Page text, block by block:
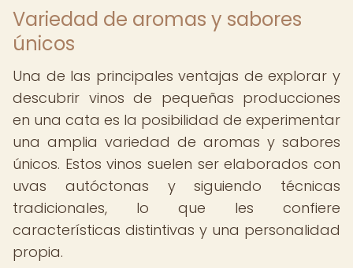
Variedad de aromas y sabores
únicos
Una de las principales ventajas de explorar y
descubrir vinos de pequeñas producciones
en una cata es la posibilidad de experimentar
una amplia variedad de aromas y sabores
únicos. Estos vinos suelen ser elaborados con
uvas autóctonas y siguiendo técnicas
tradicionales, lo que les confiere
características distintivas y una personalidad
propia.